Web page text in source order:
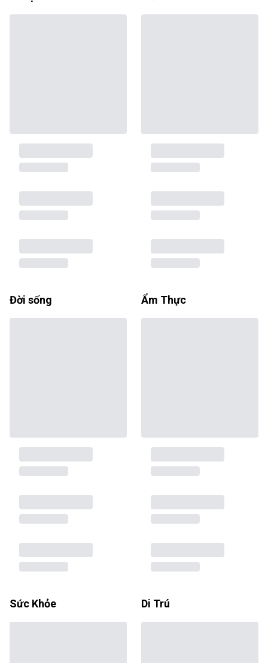
Đời sống Ẩm Thực
Sức Khỏe Di Trú